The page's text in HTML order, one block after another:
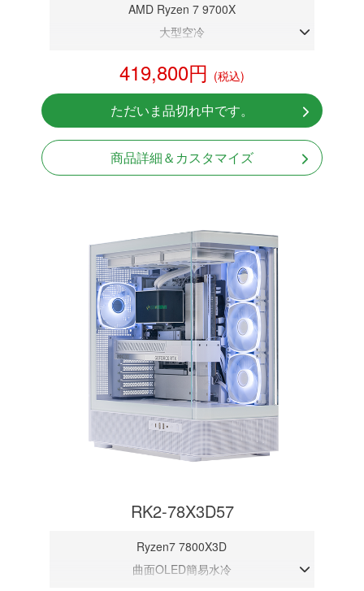
AMD Ryzen 7 9700X
大型空冷
RTX 5080 16GB
NVMeSSD 1TB
Windows11 Home 64bit
419,800円 (税込)
ただいま品切れ中です。
商品詳細＆カスタマイズ
RK2-78X3D57
Ryzen7 7800X3D
曲面OLED簡易水冷